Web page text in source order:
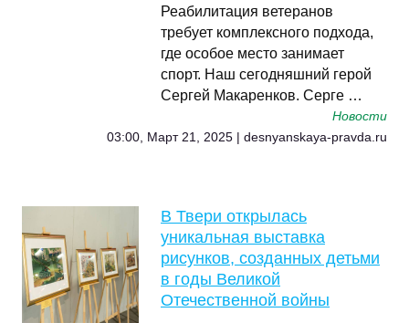
Реабилитация ветеранов
требует комплексного подхода,
где особое место занимает
спорт. Наш сегодняшний герой
Сергей Макаренков. Серге …
Новости
03:00, Март 21, 2025 | desnyanskaya-pravda.ru
В Твери открылась
уникальная выставка
рисунков, созданных детьми
в годы Великой
Отечественной войны